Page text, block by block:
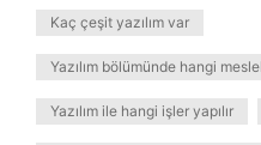
Kaç çeşit yazılım var
Yazılım bölümünde hangi
Yazılım ile hangi işler yapılır